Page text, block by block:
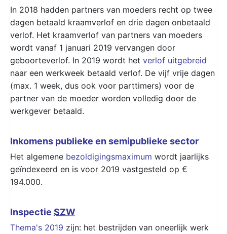
In 2018 hadden partners van moeders recht op twee
dagen betaald kraamverlof en drie dagen onbetaald
verlof. Het kraamverlof van partners van moeders
wordt vanaf 1 januari 2019 vervangen door
geboorteverlof. In 2019 wordt het verlof uitgebreid
naar een werkweek betaald verlof. De vijf vrije dagen
(max. 1 week, dus ook voor parttimers) voor de
partner van de moeder worden volledig door de
werkgever betaald.
Inkomens publieke en semipublieke sector
Het algemene bezoldigingsmaximum wordt jaarlijks
geïndexeerd en is voor 2019 vastgesteld op €
194.000.
Inspectie SZW
Thema's 2019 zijn: het bestrijden van oneerlijk werk